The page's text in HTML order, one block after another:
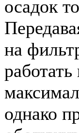
осадок
на
однако